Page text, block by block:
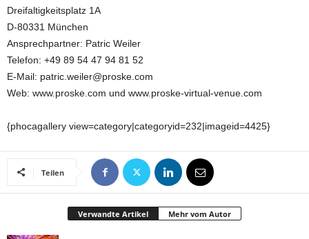
Dreifaltigkeitsplatz 1A
D-80331 München
Ansprechpartner: Patric Weiler
Telefon: +49 89 54 47 94 81 52
E-Mail: patric.weiler@proske.com
Web: www.proske.com und www.proske-virtual-venue.com
{phocagallery view=category|categoryid=232|imageid=4425}
Teilen
Verwandte Artikel Mehr vom Autor